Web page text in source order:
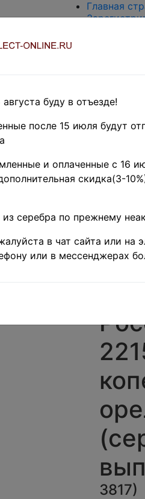
Главная
Оценка и
Поиск по
Главная
»Монеты
1721 -
»
3817)
буду в отъезде!
после 15 июля будут
и оплаченные с 16
скидка(3-
серебра по прежнему
в чат сайта или на
или в мессенджерах